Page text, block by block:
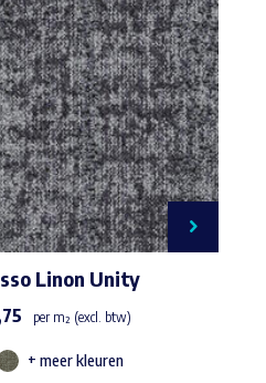
Linon Unity
per m² (excl. btw)
Dit
+ meer kleuren